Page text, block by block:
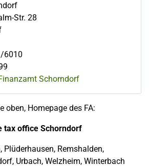
Str. 28
6010
Schorndorf
oben, Homepage des FA:
tax office Schorndorf
Remshalden,
Urbach, Welzheim, Winterbach